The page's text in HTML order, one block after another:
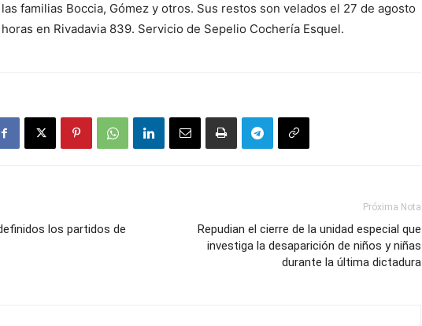
familias Boccia, Gómez y otros. Sus restos son velados el 27 de agosto
horas en Rivadavia 839. Servicio de Sepelio Cochería Esquel.
los partidos de
Próxima Nota
Repudian el cierre de la unidad especial que
investiga la desaparición de niños y niñas
durante la última dictadura